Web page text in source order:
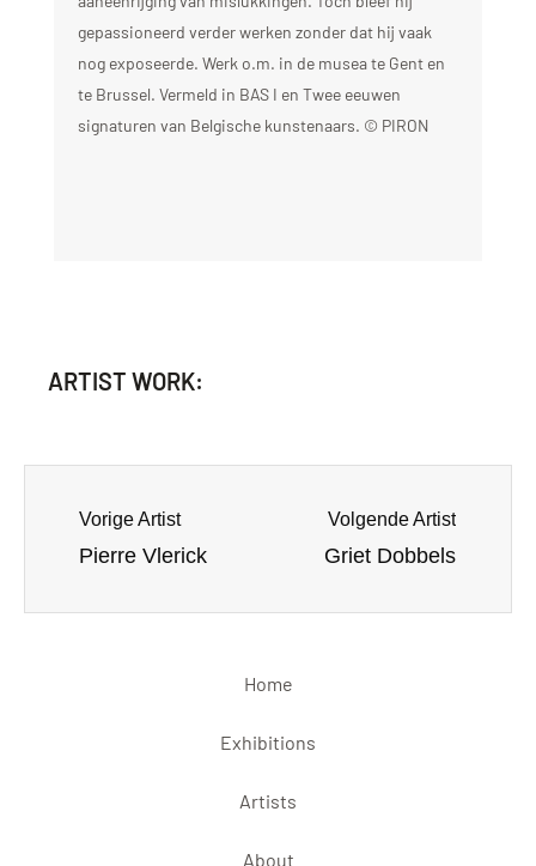
gepassioneerd verder werken zonder dat hij vaak
nog exposeerde. Werk o.m. in de musea te Gent en
te Brussel. Vermeld in BAS I en Twee eeuwen
signaturen van Belgische kunstenaars. © PIRON
ARTIST WORK:
Vorige Artist
Pierre Vlerick
Volgende Artist
Griet Dobbels
Home
Exhibitions
Artists
About